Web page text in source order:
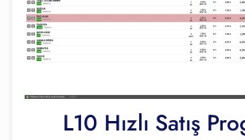
L10 Hızlı Satış